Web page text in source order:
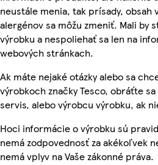
neustále menia, tak prísady, obsah
alergénov sa môžu zmeniť. Mali by
výrobku a nespoliehať sa len na
webových stránkach.
Ak máte nejaké otázky alebo sa
výrobkoch značky Tesco, obráťte sa
servis, alebo výrobcu výrobku, ak
Hoci informácie o výrobku sú
nemá zodpovednosť za akékoľvek
nemá vplyv na Vaše zákonné práva.